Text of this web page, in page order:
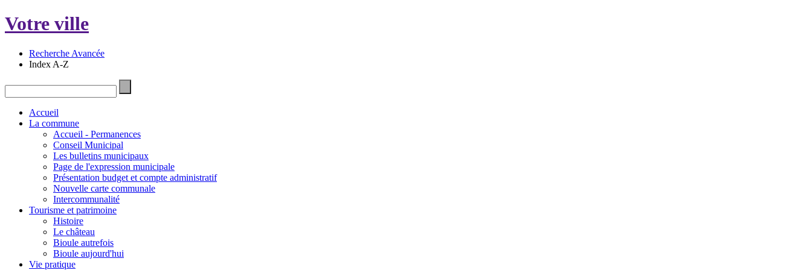
Votre ville
Recherche Avancée
Index A-Z
Accueil
La commune
Accueil - Permanences
Conseil Municipal
Les bulletins municipaux
Page de l'expression municipale
Présentation budget et compte administratif
Nouvelle carte communale
Intercommunalité
Tourisme et patrimoine
Histoire
Le château
Bioule autrefois
Bioule aujourd'hui
Vie pratique